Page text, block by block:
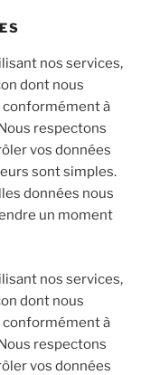
nos services,
dont nous
à
respectons
vos données
sont simples.
données nous
un moment
nos services,
dont nous
à
respectons
vos données